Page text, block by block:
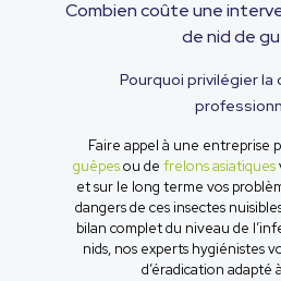
Combien coûte une
de nid de
Pourquoi privilégier
Faire appel à une entreprise
guêpesou defrelons asiatiques
et sur le long terme vos
dangers de ces insectes
bilan complet du niveau de
nids, nos experts hygiénistes
d’éradication adapté